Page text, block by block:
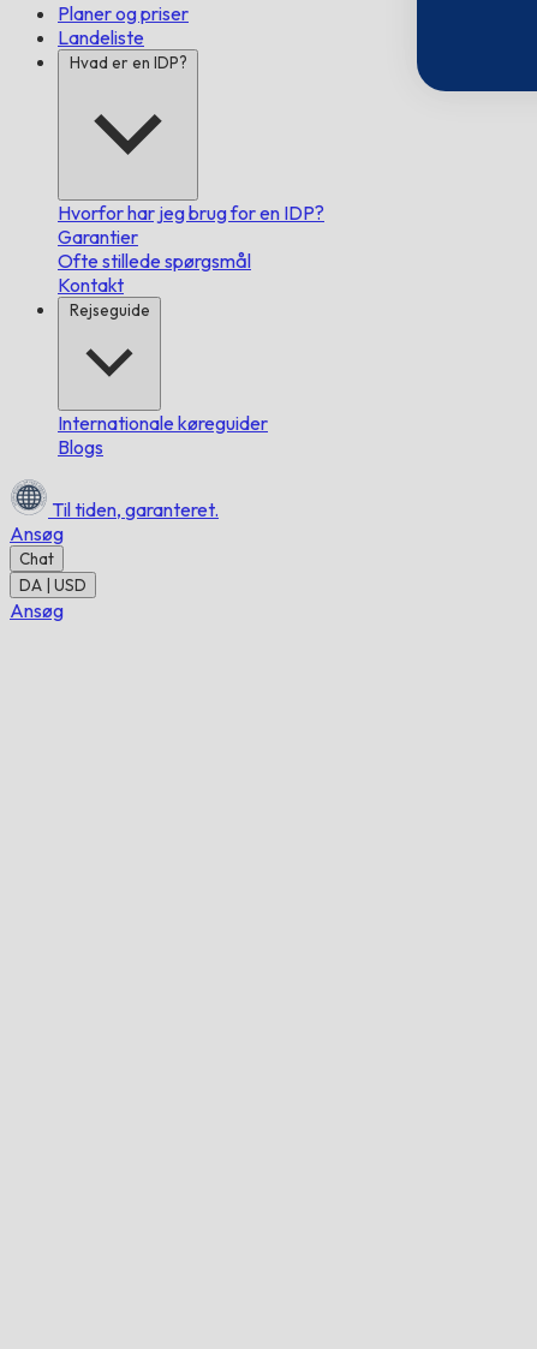
Planer og priser
Landeliste
Hvad er en IDP?
Hvorfor har jeg brug for en IDP?
Garantier
Ofte stillede spørgsmål
Kontakt
Rejseguide
Internationale køreguider
Blogs
Til tiden, garanteret.
Ansøg
Chat
DA | USD
Ansøg